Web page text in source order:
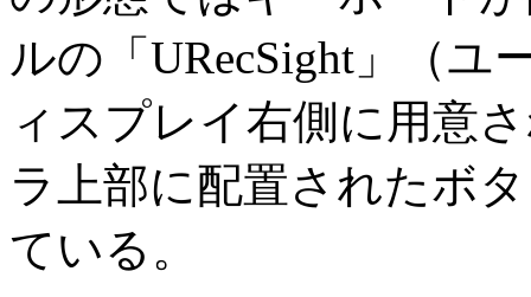
ルの「URecSight」（ユ
ィスプレイ右側に用意
ラ上部に配置されたボ
ている。